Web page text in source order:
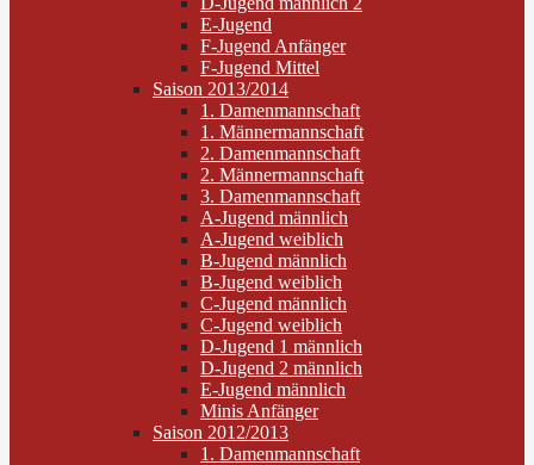
E-Jugend
F-Jugend Anfänger
F-Jugend Mittel
Saison 2013/2014
1. Damenmannschaft
1. Männermannschaft
2. Damenmannschaft
2. Männermannschaft
3. Damenmannschaft
A-Jugend männlich
A-Jugend weiblich
B-Jugend männlich
B-Jugend weiblich
C-Jugend männlich
C-Jugend weiblich
D-Jugend 1 männlich
D-Jugend 2 männlich
E-Jugend männlich
Minis Anfänger
Saison 2012/2013
1. Damenmannschaft